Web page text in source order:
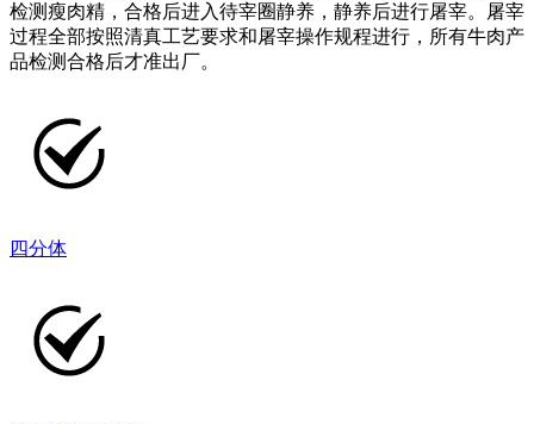
检测瘦肉精，合格后进入待宰圈静养，静养后进行屠宰。屠宰
过程全部按照清真工艺要求和屠宰操作规程进行，所有牛肉产
品检测合格后才准出厂。
四分体